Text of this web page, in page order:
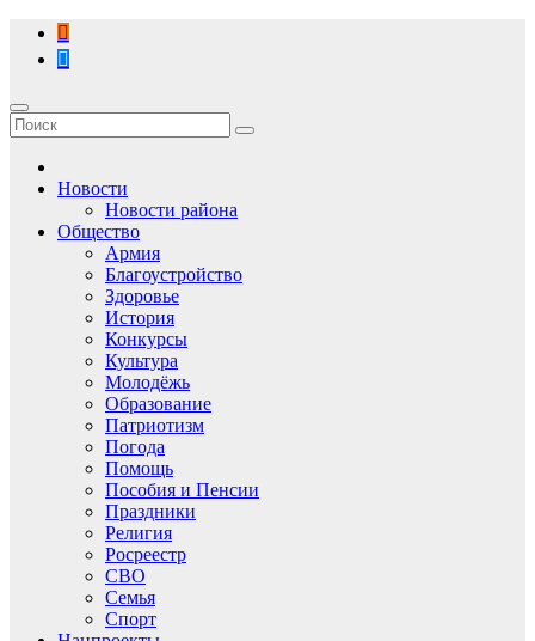
Перейти
содержимому
Новости
Новости района
Общество
Армия
Благоустройство
Здоровье
История
Конкурсы
Культура
Молодёжь
Образование
Патриотизм
Погода
Помощь
Пособия и Пенсии
Праздники
Религия
Росреестр
СВО
Семья
Спорт